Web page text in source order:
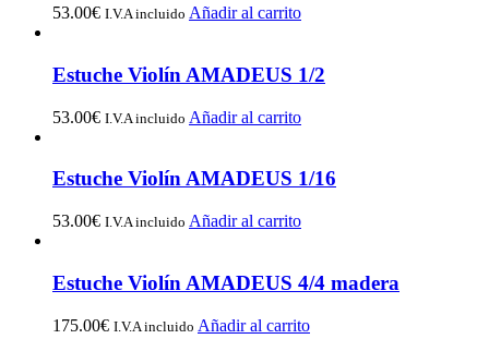
53.00€ I.V.A incluido Añadir al carrito
Estuche Violín AMADEUS 1/2
53.00€ I.V.A incluido Añadir al carrito
Estuche Violín AMADEUS 1/16
53.00€ I.V.A incluido Añadir al carrito
Estuche Violín AMADEUS 4/4 madera
175.00€ I.V.A incluido Añadir al carrito